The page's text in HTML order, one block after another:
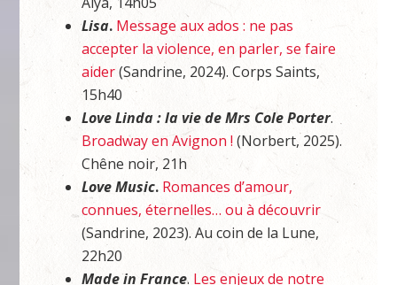
Lisa. Message aux ados : ne pas
accepter la violence, en parler, se faire
aider(Sandrine, 2024). Corps Saints,
15h40
Love Linda : la vie de Mrs Cole Porter.
Broadway en Avignon !(Norbert, 2025).
Chêne noir, 21h
Love Music. Romances d’amour,
connues, éternelles… ou à découvrir
(Sandrine, 2023). Au coin de la Lune,
22h20
Made in France. Les enjeux de notre